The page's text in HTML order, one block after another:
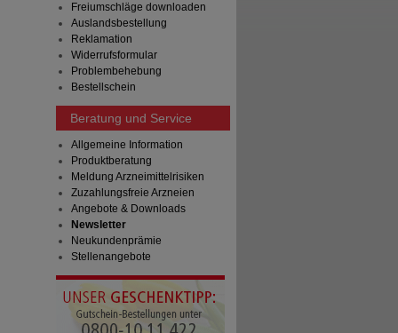
Freiumschläge downloaden
Auslandsbestellung
Reklamation
Widerrufsformular
Problembehebung
Bestellschein
Beratung und Service
Allgemeine Information
Produktberatung
Meldung Arzneimittelrisiken
Zuzahlungsfreie Arzneien
Angebote & Downloads
Newsletter
Neukundenprämie
Stellenangebote